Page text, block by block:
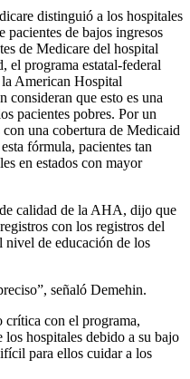
distinguió a los hospitales
pacientes de bajos ingresos
de Medicare del hospital
el programa estatal-federal
American Hospital
que esto es una
pacientes pobres. Por un
una cobertura de Medicaid
fórmula, pacientes tan
en estados con mayor
calidad de la AHA, dijo que
con los registros del
nivel de educación de los
señaló Demehin.
crítica con el programa,
hospitales debido a su bajo
para ellos cuidar a los